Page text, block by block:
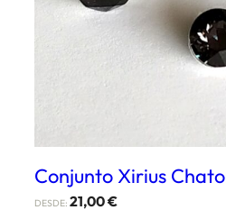
Conjunto Xirius
DESDE: 21,00€